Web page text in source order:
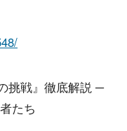
挑戦』徹底解説 ─
たち